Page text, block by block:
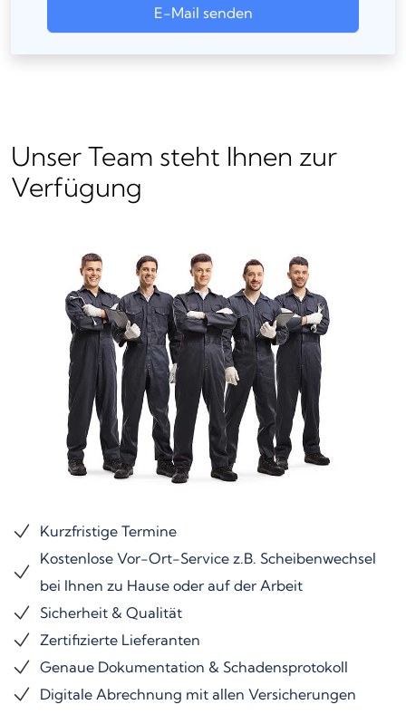
E-Mail senden
Unser Team steht Ihnen zur
Verfügung
Kurzfristige Termine
Kostenlose Vor-Ort-Service z.B. Scheibenwechsel
bei Ihnen zu Hause oder auf der Arbeit
Sicherheit & Qualität
Zertifizierte Lieferanten
Genaue Dokumentation & Schadensprotokoll
Digitale Abrechnung mit allen Versicherungen